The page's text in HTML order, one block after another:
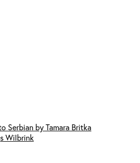
Serbian by Tamara Britka
Wilbrink